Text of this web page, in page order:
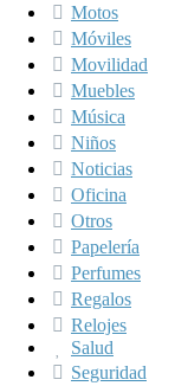
Motos
Móviles
Movilidad
Muebles
Música
Niños
Noticias
Oficina
Otros
Papelería
Perfumes
Regalos
Relojes
Salud
Seguridad